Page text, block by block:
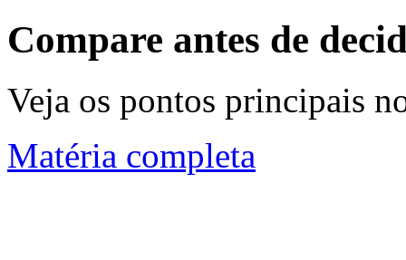
Compare antes de
Veja os pontos principais
Matéria completa